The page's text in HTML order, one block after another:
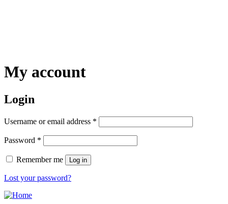
My account
Login
Username or email address *
Password *
Remember me Log in
Lost your password?